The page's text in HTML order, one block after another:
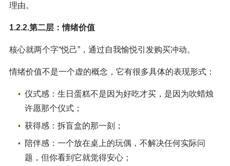
理由。
1.2.2.第二层：情绪价值
核心就两个字“悦己”，通过自我愉悦引发购买冲动。
情绪价值不是一个虚的概念，它有很多具体的表现形式：
仪式感：生日蛋糕不是因为好吃才买，是因为吹蜡烛
许愿那个仪式；
获得感：拆盲盒的那一刻；
陪伴感：一个放在桌上的玩偶，不解决任何实际问
题，但你看到它就觉得安心；